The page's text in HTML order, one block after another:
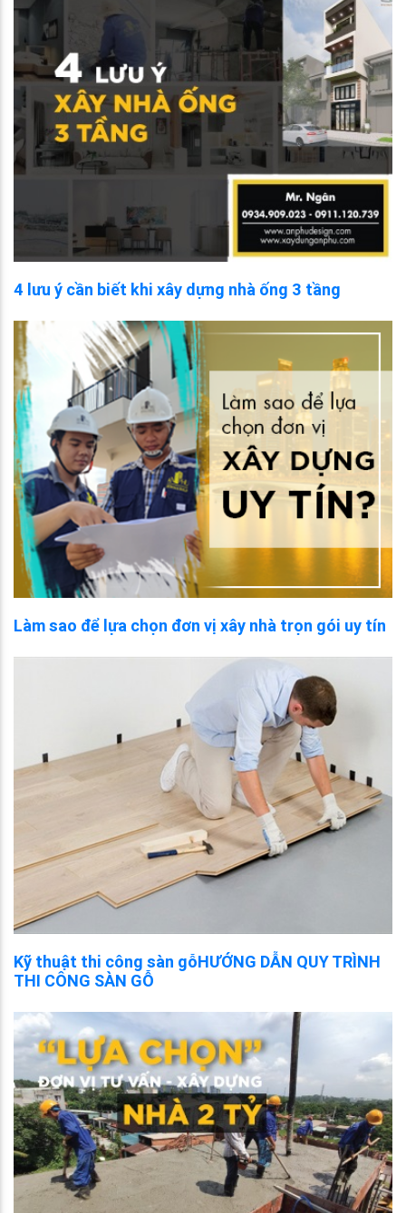
4 lưu ý cần biết khi xây dựng nhà ống 3 tầng
Làm sao để lựa chọn đơn vị xây nhà trọn gói uy tín
Kỹ thuật thi công sàn gỗHƯỚNG DẪN QUY TRÌNH
THI CÔNG SÀN GỖ